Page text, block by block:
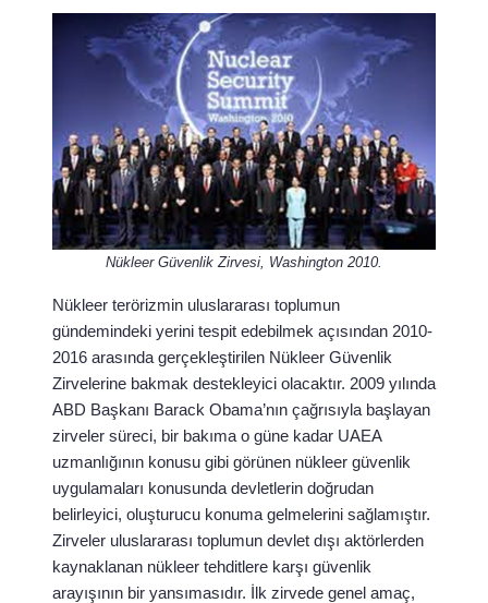
Nükleer Güvenlik Zirvesi, Washington 2010.
Nükleer terörizmin uluslararası toplumun
gündemindeki yerini tespit edebilmek açısından 2010-
2016 arasında gerçekleştirilen Nükleer Güvenlik
Zirvelerine bakmak destekleyici olacaktır. 2009 yılında
ABD Başkanı Barack Obama’nın çağrısıyla başlayan
zirveler süreci, bir bakıma o güne kadar UAEA
uzmanlığının konusu gibi görünen nükleer güvenlik
uygulamaları konusunda devletlerin doğrudan
belirleyici, oluşturucu konuma gelmelerini sağlamıştır.
Zirveler uluslararası toplumun devlet dışı aktörlerden
kaynaklanan nükleer tehditlere karşı güvenlik
arayışının bir yansımasıdır. İlk zirvede genel amaç,